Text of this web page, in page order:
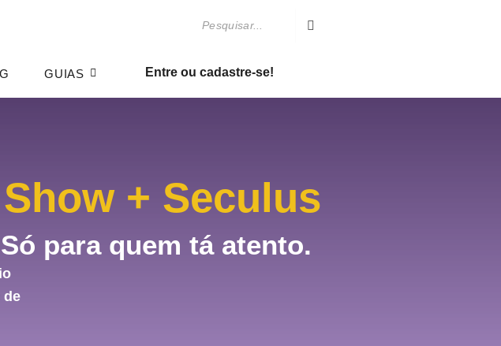
GUIAS Entre ou cadastre-se!
+ Seculus
para quem tá atento.
de